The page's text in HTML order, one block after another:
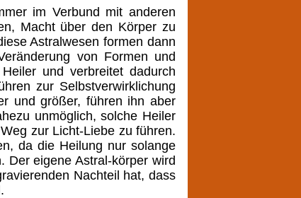
im Verbund mit anderen
Macht über den Körper zu
Astralwesen formen dann
von Formen und
und verbreitet dadurch
zur Selbstverwirklichung
und größer, führen ihn aber
unmöglich, solche Heiler
zur Licht-Liebe zu führen.
da die Heilung nur solange
Der eigeneAstral-körper wird
Nachteil hat, dass